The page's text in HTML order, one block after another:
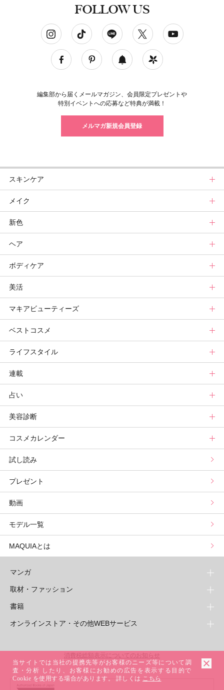
FOLLOW US
編集部から届くメールマガジン、会員限定プレゼントや
特別イベントへの応募など特典が満載！
メルマガ新規会員登録
スキンケア
スキンケアトップ
ニュース
スキンケアまとめ
スキンケア診断
メイク
メイクトップ
ニュース
メイクまとめ
ベースメイクカタログ
メイク診断
新色
新色トップ
クリスマスコフレ
秋新色
新色コスメスウォッチ
ビューティ速報
ヘア
ヘアトップ
ニュース
ヘアカタログ
ヘアまとめ
ヘア診断
ボディケア
ボディケアトップ
ニュース
ボディケアまとめ
ボディケア診断
美活
美活トップ
美活グランプリ
ヘルスケア・ダイエット
マキアビューティーズ
マキアビューティーズトップ
TOPビューティーズ一覧
ビューティーズ一覧
記事ランキング
メンバーランキング
ベストコスメ
ベストコスメトップ
ベストコスメ
読者ベスコス
プチプラコスメグランプリ
ブライトニング・UVグランプリ
プリュスベスコス
ライフスタイル
ライフスタイルトップ
ニュース
ライフスタイルまとめ
ライフスタイル診断
連載
連載トップ
マキアエディターズのオッス！推しコス
小林ひろ美のキレイはかけ算
小田ユイコのマニアックビューティREPORT
野毛まゆりの実況野毛Channel
星谷菜々の美に効くスイーツ
山本舞香のBeauty Script
占い
占いトップ
Keikoの月星座占い
三島キアリーの12星座別 恋愛運&美容運
動物キャラナビ占い
ムーン・リーの運を呼び寄せる香り
美容診断
美容診断トップ
パーソナルカラー診断
顔タイプ髪型診断
コスメカレンダー
コスメカレンダートップ
検索
試し読み
プレゼント
動画
モデル一覧
MAQUIAとは
マンガ
少年マンガ
週刊少年ジャンプ
少年ジャンプ+
ジャンプTOON
ZEBRACK
青年マンガ
少年ジャンプ+
S-MANGA
集英社ジャンプリミックス
集英社コミック文庫
少女マンガ
ZEBRACK
S-MANGA
集英社コミック文庫
ジャンプTOON
ZEBRACK
S-MANGA
取材・ファッション
ファッション・美容
Seventeen
MAQUIA
SPUR
LEE
芸能・情報・スポーツ
週プレNEWS
週プレ グラジャパ!
Sportiva
書籍
文芸・文庫・総合
小説すばる
集英社 文芸ステーション
web 集英社文庫
1日5分で、明日は変わる よみタイ yomitai
集英社学芸部 - 学芸・ノンフィクション
集英社ビジネス書
ライトノベル・ノベライズ
集英社オレンジ文庫
JUMP j-BOOKS
キッズ
集英社みらい文庫
オンラインストア・その他WEBサービス
SHUEISHA MANGA-ART HERITAGE
ジャンプキャラクターズストア
その他WEBサービス
集英社アドナビ
集英社エディターズ・ラボ
消費税総額表示についてのお知らせ
当サイトでは当社の提携先等がお客様のニーズ等について調
査・分析 したり、お客様にお勧めの広告を表示する目的で
Cookie を使用する場合があります。 詳しくは こちら